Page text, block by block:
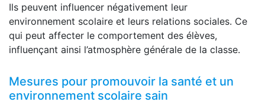
Ils peuvent influencer négativement leur
environnement scolaire et leurs relations sociales. Ce
qui peut affecter le comportement des élèves,
influençant ainsi l’atmosphère générale de la classe.
Mesures pour promouvoir la santé et un
environnement scolaire sain